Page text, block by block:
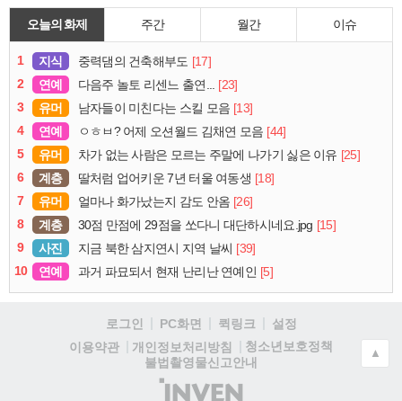
오늘의 화제 주간 월간 이슈
1 지식 중력댐의 건축해부도 [17]
2
연예 다음주 놀토 리센느 출연...
[23]
3
유머 남자들이 미친다는 스킬 모음 [13]
4
연예 ㅇㅎㅂ? 어제 오션월드 김채연 모음 [44]
5
유머 차가 없는 사람은 모르는 주말에 나가기 싫은 이유 [25]
6
계층 딸처럼 업어키운 7년 터울 여동생 [18]
7
유머 얼마나 화가났는지 감도 안옴 [26]
8
계층 30점 만점에 29점을 쏘다니 대단하시네요.jpg [15]
9
사진 지금 북한 삼지연시 지역 날씨 [39]
10
연예 과거 파묘되서 현재 난리난 연예인 [5]
로그인 PC화면 퀵링크
설정
이용약관
개인정보처리방침
청소년보호정책
불법촬영물신고안내
(주)
▲